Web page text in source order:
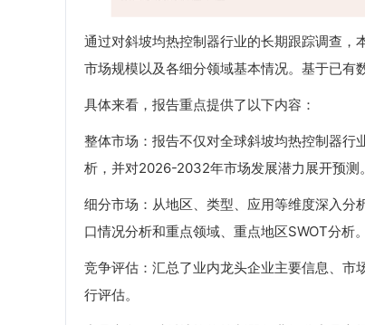
通过对斜坡均热控制器行业的长期跟踪调查，
市场规模以及各细分领域基本情况。基于已有
具体来看，报告重点提供了以下内容：
整体市场：报告不仅对全球斜坡均热控制器
析，并对2026-2032年市场发展潜力展开预测。
细分市场：从地区、类型、应用等维度深入分
口情况分析和重点领域、重点地区SWOT分析。
竞争评估：汇总了业内龙头企业主要信息、
行评估。